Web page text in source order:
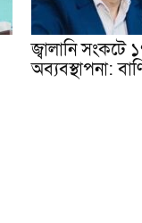
জ্বালানি সংকটে
অব্যবস্থাপনা: